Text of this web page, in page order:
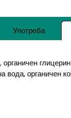
Употреба
вода, органичен